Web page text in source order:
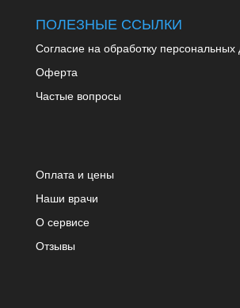
ПОЛЕЗНЫЕ ССЫЛКИ
Согласие на обработку персональных
Оферта
Частые вопросы
Оплата и цены
Наши врачи
О сервисе
Отзывы